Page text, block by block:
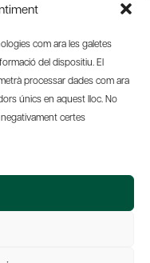
com ara les galetes
del dispositiu. El
processar dades com ara
únics en aquest lloc. No
certes
d'Amics del País